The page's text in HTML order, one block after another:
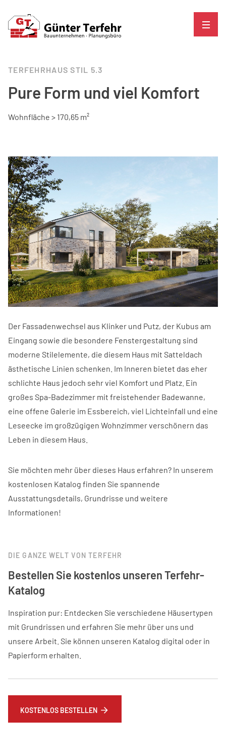
TERFEHRHAUS STIL 5.3
Pure Form und viel Komfort
Wohnfläche > 170,65 m²
Der Fassadenwechsel aus Klinker und Putz, der Kubus am
Eingang sowie die besondere Fenstergestaltung sind
moderne Stilelemente, die diesem Haus mit Satteldach
ästhetische Linien schenken. Im Inneren bietet das eher
schlichte Haus jedoch sehr viel Komfort und Platz. Ein
großes Spa-Badezimmer mit freistehender Badewanne,
eine offene Galerie im Essbereich, viel Lichteinfall und eine
Leseecke im großzügigen Wohnzimmer verschönern das
Leben in diesem Haus.
Sie möchten mehr über dieses Haus erfahren? In unserem
kostenlosen Katalog finden Sie spannende
Ausstattungsdetails, Grundrisse und weitere
Informationen!
DIE GANZE WELT VON TERFEHR
Bestellen Sie kostenlos unseren Terfehr-
Katalog
Inspiration pur: Entdecken Sie verschiedene Häusertypen
mit Grundrissen und erfahren Sie mehr über uns und
unsere Arbeit. Sie können unseren Katalog digital oder in
Papierform erhalten.
KOSTENLOS BESTELLEN